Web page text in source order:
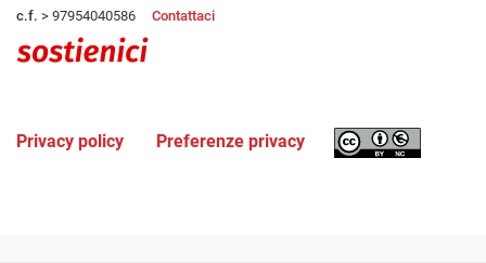
c.f. > 97954040586 Contattaci
Privacy policy Preferenze privacy